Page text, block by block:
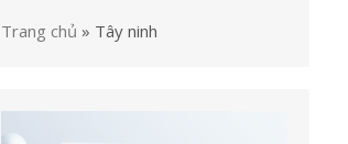
Trang chủ » Tây ninh